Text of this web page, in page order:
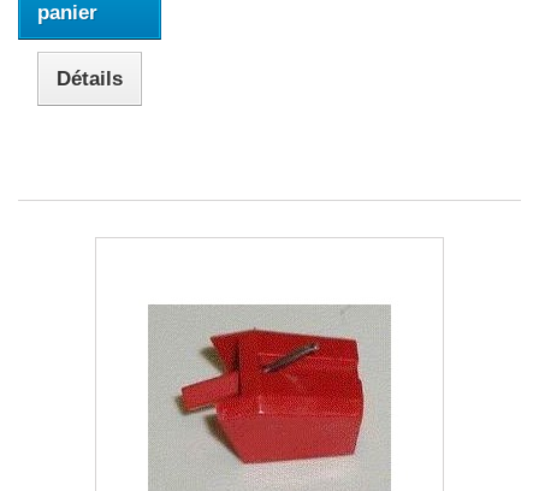
panier
Détails